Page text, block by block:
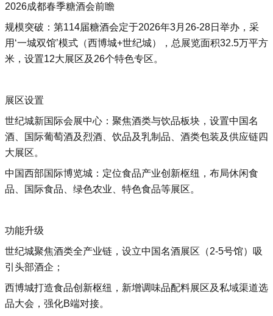
2026成都春季糖酒会前瞻
‌规模突破‌：‌第114届糖酒会定于2026年3月26-28日举办，采
用‘‌一城双馆’模式（‌西博城+‌世纪城），总展览面积32.5万平方
米，设置12大展区及26个特色专区。‌‌
展区设置
‌世纪城新国际会展中心‌：聚焦酒类与饮品板块，设置中国名
酒、国际葡萄酒及烈酒、饮品及乳制品、酒类包装及供应链四
大展区‌。
‌中国西部国际博览城‌：定位食品产业创新枢纽，布局休闲食
品、国际食品、绿色农业、特色食品等展区‌。
‌功能升级‌
世纪城聚焦酒类全产业链，设立‌中国名酒展区（2-5号馆）吸
引头部酒企；
西博城打造食品创新枢纽，新增‌调味品配料展区及‌私域渠道选
品大会，强化B端对接。‌‌